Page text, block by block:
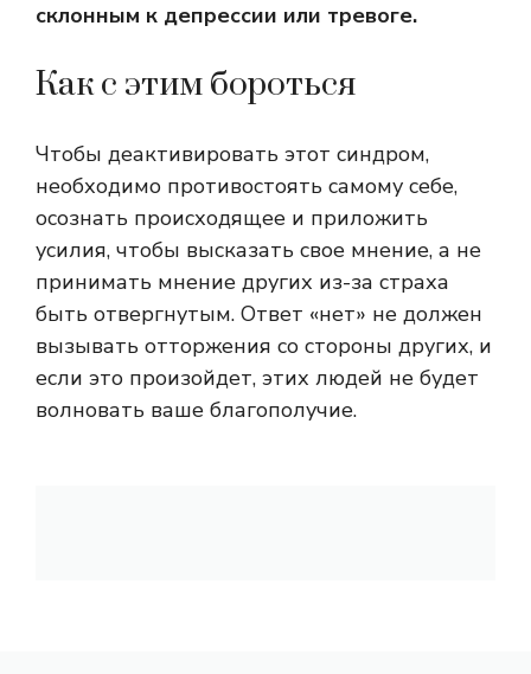
склонным к депрессии или тревоге.
Как с этим бороться
Чтобы деактивировать этот синдром,
необходимо противостоять самому себе,
осознать происходящее и приложить
усилия, чтобы высказать свое мнение, а не
принимать мнение других из-за страха
быть отвергнутым. Ответ «нет» не должен
вызывать отторжения со стороны других, и
если это произойдет, этих людей не будет
волновать ваше благополучие.